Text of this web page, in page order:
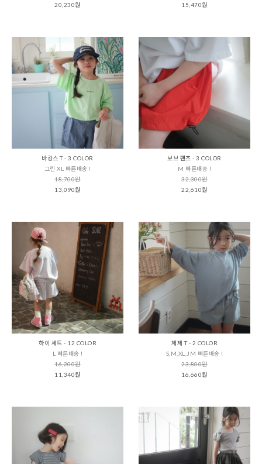
20,230원
15,470원
바캉스 T - 3 COLOR
그린 XL 빠른배송 !
18,700원
13,090원
보브 팬츠 - 3 COLOR
M 빠른배송 !
32,300원
22,610원
하이 세트 - 12 COLOR
L 빠른배송 !
16,200원
11,340원
제제 T - 2 COLOR
S,M,XL,JM 빠른배송 !
23,800원
16,660원